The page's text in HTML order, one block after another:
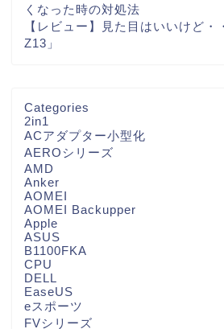
くなった時の対処法
【レビュー】見た目はいいけど
Z13」
Categories
2in1
ACアダプター小型化
AEROシリーズ
AMD
Anker
AOMEI
AOMEI Backupper
Apple
ASUS
B1100FKA
CPU
DELL
EaseUS
eスポーツ
FVシリーズ